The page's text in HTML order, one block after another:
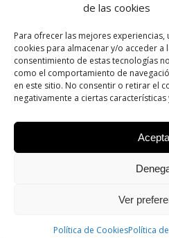
de las cookies
Para ofrecer las mejores
cookies para almacenar y/o acceder
consentimiento de estas tecnologías
como el comportamiento de
en este sitio. No consentir o retirar el
negativamente a ciertas características
Ver
Política de CookiesPolítica
CONTACTAR
Primera